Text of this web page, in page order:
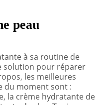
peau
à sa routine de
solution pour réparer
les meilleures
du moment sont :
la crème hydratante de